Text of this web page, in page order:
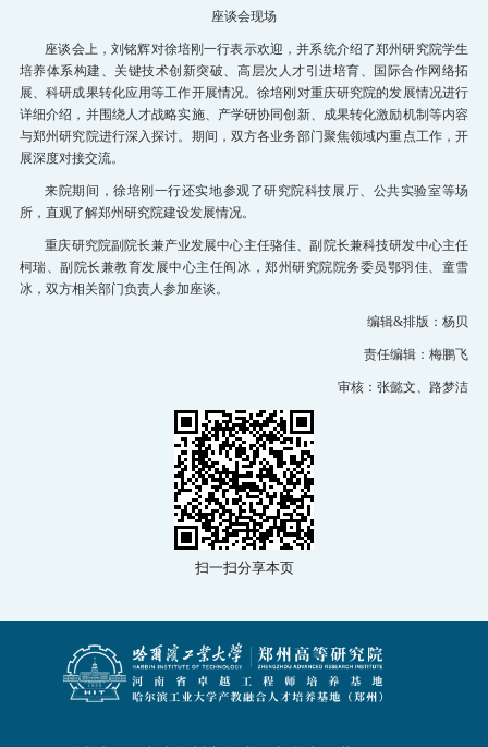
座谈会现场
座谈会上，刘铭辉对徐培刚一行表示欢迎，并系统介绍了郑州研究院学生
培养体系构建、关键技术创新突破、高层次人才引进培育、国际合作网络拓
展、科研成果转化应用等工作开展情况。徐培刚对重庆研究院的发展情况进行
详细介绍，并围绕人才战略实施、产学研协同创新、成果转化激励机制等内容
与郑州研究院进行深入探讨。期间，双方各业务部门聚焦领域内重点工作，开
展深度对接交流。
来院期间，徐培刚一行还实地参观了研究院科技展厅、公共实验室等场
所，直观了解郑州研究院建设发展情况。
重庆研究院副院长兼产业发展中心主任骆佳、副院长兼科技研发中心主任
柯瑞、副院长兼教育发展中心主任阎冰，郑州研究院院务委员鄂羽佳、童雪
冰，双方相关部门负责人参加座谈。
编辑&排版：杨贝
责任编辑：梅鹏飞
审核：张懿文、路梦洁
扫一扫分享本页